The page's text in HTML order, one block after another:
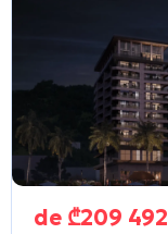
de ₾209 492